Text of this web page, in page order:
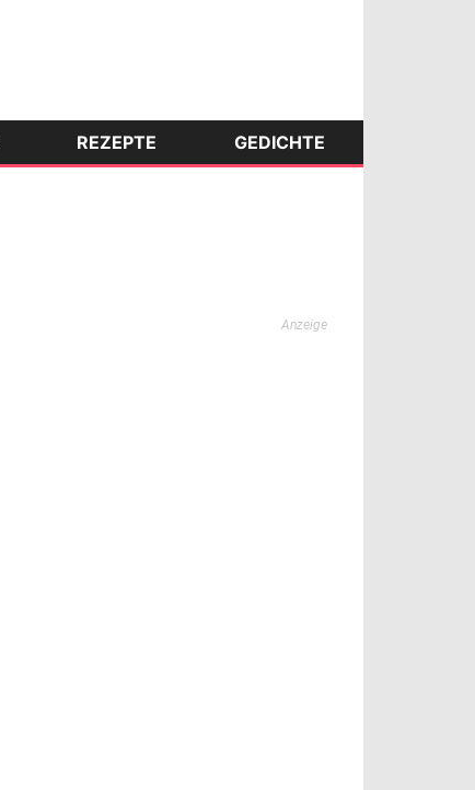
REZEPTE GEDICHTE
Anzeige